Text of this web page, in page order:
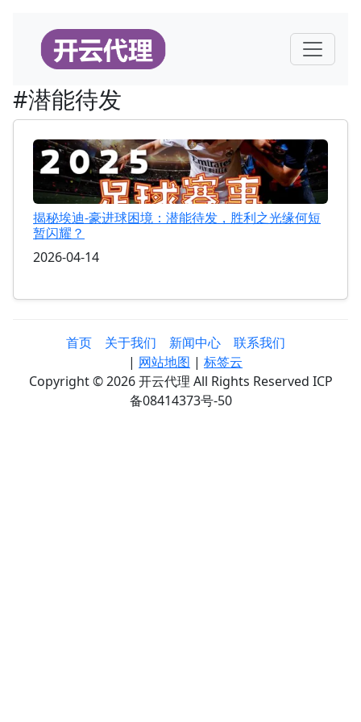
#潜能待发
揭秘埃迪-豪进球困境：潜能待发，胜利之光缘何短
暂闪耀？
2026-04-14
首页 关于我们 新闻中心
联系我们
| 网站地图 | 标签云
Copyright © 2026 开云代理 All Rights Reserved ICP
备08414373号-50